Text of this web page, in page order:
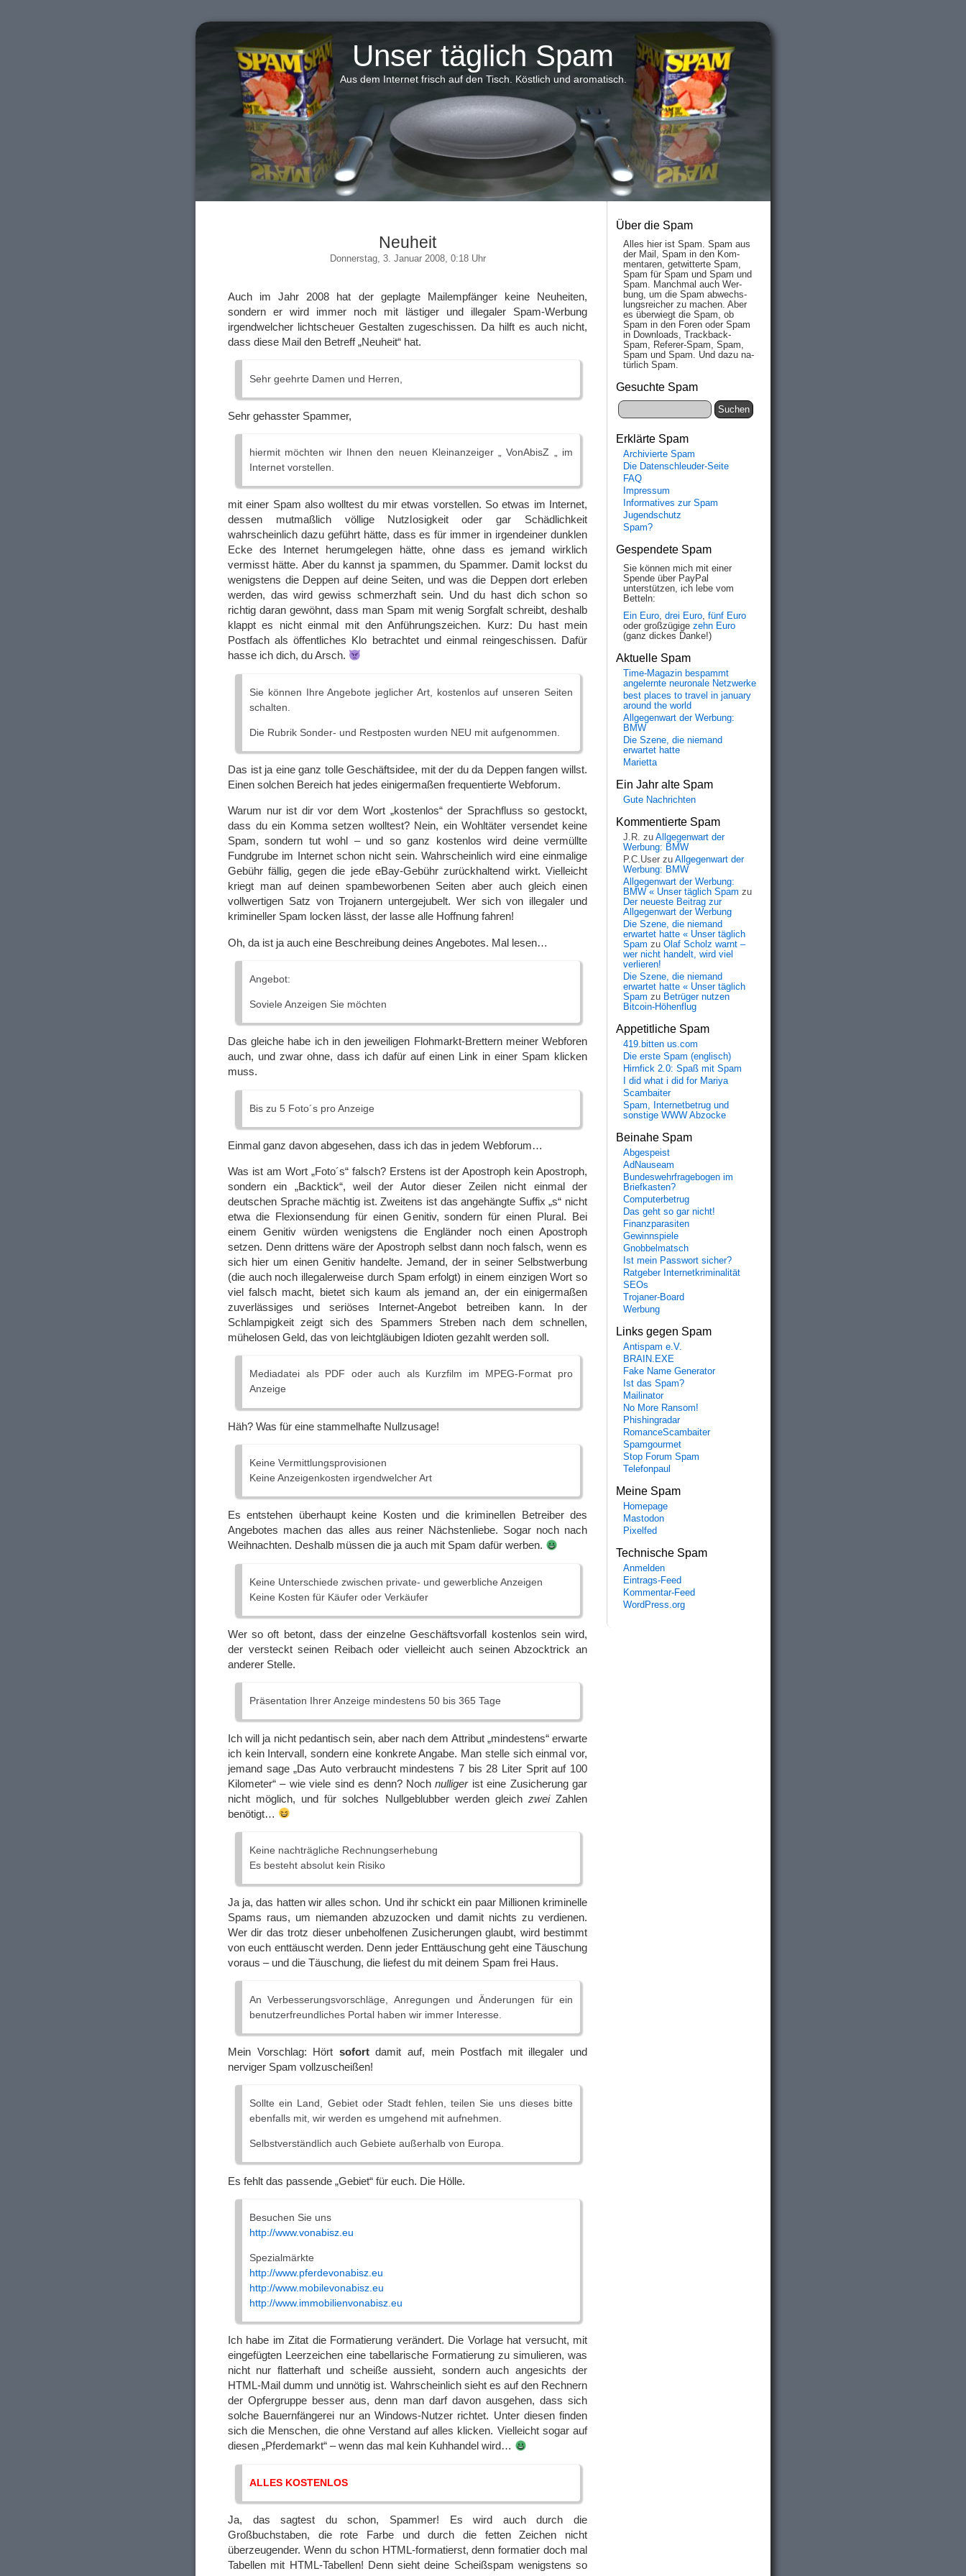
Unser täglich Spam
Aus dem Internet frisch auf den Tisch. Köstlich und aromatisch.
Neuheit
Donnerstag, 3. Januar 2008, 0:18 Uhr
Auch im Jahr 2008 hat der geplagte Mailempfänger keine Neuheiten,
sondern er wird immer noch mit lästiger und illegaler Spam-Werbung
irgendwelcher lichtscheuer Gestalten zugeschissen. Da hilft es auch nicht,
dass diese Mail den Betreff „Neuheit“ hat.
Sehr geehrte Damen und Herren,
Sehr gehasster Spammer,
hiermit möchten wir Ihnen den neuen Kleinanzeiger „ VonAbisZ „ im
Internet vorstellen.
mit einer Spam also wolltest du mir etwas vorstellen. So etwas im Internet,
dessen mutmaßlich völlige Nutzlosigkeit oder gar Schädlichkeit
wahrscheinlich dazu geführt hätte, dass es für immer in irgendeiner dunklen
Ecke des Internet herumgelegen hätte, ohne dass es jemand wirklich
vermisst hätte. Aber du kannst ja spammen, du Spammer. Damit lockst du
wenigstens die Deppen auf deine Seiten, und was die Deppen dort erleben
werden, das wird gewiss schmerzhaft sein. Und du hast dich schon so
richtig daran gewöhnt, dass man Spam mit wenig Sorgfalt schreibt, deshalb
klappt es nicht einmal mit den Anführungszeichen. Kurz: Du hast mein
Postfach als öffentliches Klo betrachtet und einmal reingeschissen. Dafür
hasse ich dich, du Arsch.
Sie können Ihre Angebote jeglicher Art, kostenlos auf unseren Seiten
schalten.
Die Rubrik Sonder- und Restposten wurden NEU mit aufgenommen.
Das ist ja eine ganz tolle Geschäftsidee, mit der du da Deppen fangen willst.
Einen solchen Bereich hat jedes einigermaßen frequentierte Webforum.
Warum nur ist dir vor dem Wort „kostenlos“ der Sprachfluss so gestockt,
dass du ein Komma setzen wolltest? Nein, ein Wohltäter versendet keine
Spam, sondern tut wohl – und so ganz kostenlos wird deine vermüllte
Fundgrube im Internet schon nicht sein. Wahrscheinlich wird eine einmalige
Gebühr fällig, gegen die jede eBay-Gebühr zurückhaltend wirkt. Vielleicht
kriegt man auf deinen spambeworbenen Seiten aber auch gleich einen
vollwertigen Satz von Trojanern untergejubelt. Wer sich von illegaler und
krimineller Spam locken lässt, der lasse alle Hoffnung fahren!
Oh, da ist ja auch eine Beschreibung deines Angebotes. Mal lesen…
Angebot:
Soviele Anzeigen Sie möchten
Das gleiche habe ich in den jeweiligen Flohmarkt-Brettern meiner Webforen
auch, und zwar ohne, dass ich dafür auf einen Link in einer Spam klicken
muss.
Bis zu 5 Foto´s pro Anzeige
Einmal ganz davon abgesehen, dass ich das in jedem Webforum…
Was ist am Wort „Foto´s“ falsch? Erstens ist der Apostroph kein Apostroph,
sondern ein „Backtick“, weil der Autor dieser Zeilen nicht einmal der
deutschen Sprache mächtig ist. Zweitens ist das angehängte Suffix „s“ nicht
etwa die Flexionsendung für einen Genitiv, sondern für einen Plural. Bei
einem Genitiv würden wenigstens die Engländer noch einen Apostroph
setzen. Denn drittens wäre der Apostroph selbst dann noch falsch, wenn es
sich hier um einen Genitiv handelte. Jemand, der in seiner Selbstwerbung
(die auch noch illegalerweise durch Spam erfolgt) in einem einzigen Wort so
viel falsch macht, bietet sich kaum als jemand an, der ein einigermaßen
zuverlässiges und seriöses Internet-Angebot betreiben kann. In der
Schlampigkeit zeigt sich des Spammers Streben nach dem schnellen,
mühelosen Geld, das von leichtgläubigen Idioten gezahlt werden soll.
Mediadatei als PDF oder auch als Kurzfilm im MPEG-Format pro
Anzeige
Häh? Was für eine stammelhafte Nullzusage!
Keine Vermittlungsprovisionen
Keine Anzeigenkosten irgendwelcher Art
Es entstehen überhaupt keine Kosten und die kriminellen Betreiber des
Angebotes machen das alles aus reiner Nächstenliebe. Sogar noch nach
Weihnachten. Deshalb müssen die ja auch mit Spam dafür werben.
Keine Unterschiede zwischen private- und gewerbliche Anzeigen
Keine Kosten für Käufer oder Verkäufer
Wer so oft betont, dass der einzelne Geschäftsvorfall kostenlos sein wird,
der versteckt seinen Reibach oder vielleicht auch seinen Abzocktrick an
anderer Stelle.
Präsentation Ihrer Anzeige mindestens 50 bis 365 Tage
Ich will ja nicht pedantisch sein, aber nach dem Attribut „mindestens“ erwarte
ich kein Intervall, sondern eine konkrete Angabe. Man stelle sich einmal vor,
jemand sage „Das Auto verbraucht mindestens 7 bis 28 Liter Sprit auf 100
Kilometer“ – wie viele sind es denn? Nochnulligerist eine Zusicherung gar
nicht möglich, und für solches Nullgeblubber werden gleich zweiZahlen
benötigt…
Keine nachträgliche Rechnungserhebung
Es besteht absolut kein Risiko
Ja ja, das hatten wir alles schon. Und ihr schickt ein paar Millionen kriminelle
Spams raus, um niemanden abzuzocken und damit nichts zu verdienen.
Wer dir das trotz dieser unbeholfenen Zusicherungen glaubt, wird bestimmt
von euch enttäuscht werden. Denn jeder Enttäuschung geht eine Täuschung
voraus – und die Täuschung, die liefest du mit deinem Spam frei Haus.
An Verbesserungsvorschläge, Anregungen und Änderungen für ein
benutzerfreundliches Portal haben wir immer Interesse.
Mein Vorschlag: Hört sofortdamit auf, mein Postfach mit illegaler und
nerviger Spam vollzuscheißen!
Sollte ein Land, Gebiet oder Stadt fehlen, teilen Sie uns dieses bitte
ebenfalls mit, wir werden es umgehend mit aufnehmen.
Selbstverständlich auch Gebiete außerhalb von Europa.
Es fehlt das passende „Gebiet“ für euch. Die Hölle.
Besuchen Sie uns
http://www.vonabisz.eu
Spezialmärkte
http://www.pferdevonabisz.eu
http://www.mobilevonabisz.eu
http://www.immobilienvonabisz.eu
Ich habe im Zitat die Formatierung verändert. Die Vorlage hat versucht, mit
eingefügten Leerzeichen eine tabellarische Formatierung zu simulieren, was
nicht nur flatterhaft und scheiße aussieht, sondern auch angesichts der
HTML-Mail dumm und unnötig ist. Wahrscheinlich sieht es auf den Rechnern
der Opfergruppe besser aus, denn man darf davon ausgehen, dass sich
solche Bauernfängerei nur an Windows-Nutzer richtet. Unter diesen finden
sich die Menschen, die ohne Verstand auf alles klicken. Vielleicht sogar auf
diesen „Pferdemarkt“ – wenn das mal kein Kuhhandel wird…
ALLES KOSTENLOS
Ja, das sagtest du schon, Spammer! Es wird auch durch die
Großbuchstaben, die rote Farbe und durch die fetten Zeichen nicht
überzeugender. Wenn du schon HTML-formatierst, denn formatier doch mal
Tabellen mit HTML-Tabellen! Denn sieht deine Scheißspam wenigstens so
Über die Spam
Alles hier ist Spam. Spam aus
der Mail, Spam in den Kom­
men­taren, ge­twit­ter­te Spam,
Spam für Spam und Spam und
Spam. Manch­mal auch Wer­
bung, um die Spam ab­wechs­
lungs­reich­er zu mach­en. Aber
es über­wiegt die Spam, ob
Spam in den Fo­ren oder Spam
in Down­loads, Track­back-
Spam, Re­fe­rer-Spam, Spam,
Spam und Spam. Und da­zu na­
tür­lich Spam.
Gesuchte Spam
Erklärte Spam
Archivierte Spam
Die Datenschleuder-Seite
FAQ
Impressum
Informatives zur Spam
Jugendschutz
Spam?
Gespendete Spam
Sie können mich mit einer
Spende über PayPal
unterstützen, ich lebe vom
Betteln:
Ein Euro, drei Euro, fünf Euro
oder großzügige zehn Euro
(ganz dickes Danke!)
Aktuelle Spam
Time-Magazin bespammt
angelernte neuronale Netzwerke
best places to travel in january
around the world
Allgegenwart der Werbung:
BMW
Die Szene, die niemand
erwartet hatte
Marietta
Ein Jahr alte Spam
Gute Nachrichten
Kommentierte Spam
J.R. zu Allgegenwart der
Werbung: BMW
P.C.User zu Allgegenwart der
Werbung: BMW
Allgegenwart der Werbung:
BMW « Unser täglich Spam zu
Der neueste Beitrag zur
Allgegenwart der Werbung
Die Szene, die niemand
erwartet hatte « Unser täglich
Spam zu Olaf Scholz warnt –
wer nicht handelt, wird viel
verlieren!
Die Szene, die niemand
erwartet hatte « Unser täglich
Spam zu Betrüger nutzen
Bitcoin-Höhenflug
Appetitliche Spam
419.bitten us.com
Die erste Spam (englisch)
Hirnfick 2.0: Spaß mit Spam
I did what i did for Mariya
Scambaiter
Spam, Internetbetrug und
sonstige WWW Abzocke
Beinahe Spam
Abgespeist
AdNauseam
Bundeswehrfragebogen im
Briefkasten?
Computerbetrug
Das geht so gar nicht!
Finanzparasiten
Gewinnspiele
Gnobbelmatsch
Ist mein Passwort sicher?
Ratgeber Internetkriminalität
SEOs
Trojaner-Board
Werbung
Links gegen Spam
Antispam e.V.
BRAIN.EXE
Fake Name Generator
Ist das Spam?
Mailinator
No More Ransom!
Phishingradar
RomanceScambaiter
Spamgourmet
Stop Forum Spam
Telefonpaul
Meine Spam
Homepage
Mastodon
Pixelfed
Technische Spam
Anmelden
Eintrags-Feed
Kommentar-Feed
WordPress.org